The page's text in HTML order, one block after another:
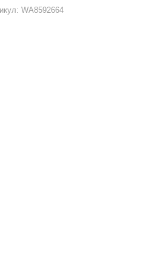
WA8592664